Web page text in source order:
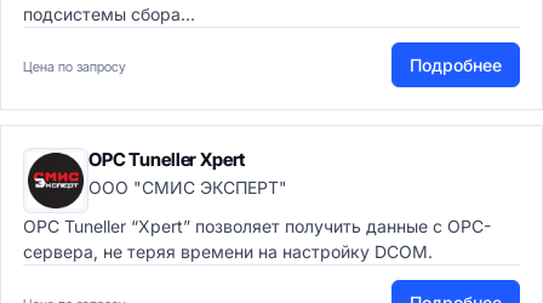
подсистемы сбора...
Цена по запросу Подробнее
ОРС Tuneller Xpert
ООО "СМИС ЭКСПЕРТ"
OPC Tuneller “Xpert” позволяет получить данные с OPC-
сервера, не теряя времени на настройку DCOM.